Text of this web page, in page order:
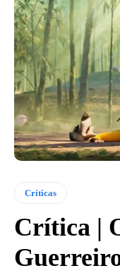
Críticas
Crítica |